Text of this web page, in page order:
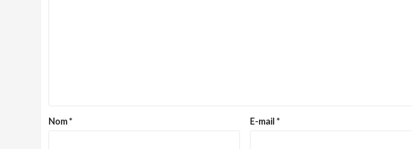
Nom* E-mail*